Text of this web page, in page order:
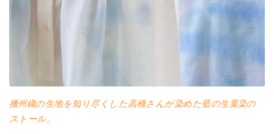
播州織の生地を知り尽くした高橋さんが染めた藍の生葉染の
ストール。